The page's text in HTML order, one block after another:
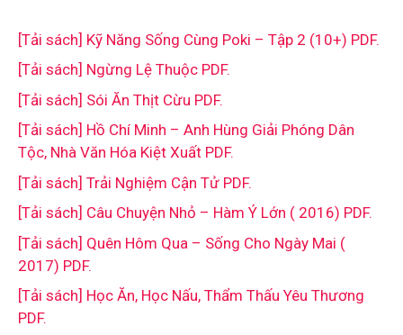
[Tải sách] Kỹ Năng Sống Cùng Poki – Tập 2 (10+) PDF.
[Tải sách] Ngừng Lệ Thuộc PDF.
[Tải sách] Sói Ăn Thịt Cừu PDF.
[Tải sách] Hồ Chí Minh – Anh Hùng Giải Phóng Dân
Tộc, Nhà Văn Hóa Kiệt Xuất PDF.
[Tải sách] Trải Nghiệm Cận Tử PDF.
[Tải sách] Câu Chuyện Nhỏ – Hàm Ý Lớn ( 2016) PDF.
[Tải sách] Quên Hôm Qua – Sống Cho Ngày Mai (
2017) PDF.
[Tải sách] Học Ăn, Học Nấu, Thẩm Thấu Yêu Thương
PDF.